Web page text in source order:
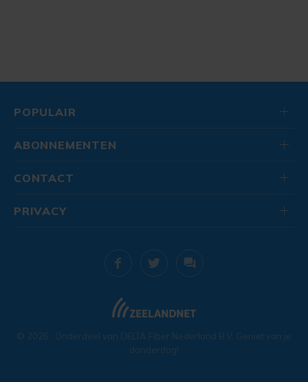
POPULAIR
ABONNEMENTEN
CONTACT
© 2026 . Onderdeel van DELTA Fiber Nederland B.V. Geniet van je
donderdag!
PRIVACY